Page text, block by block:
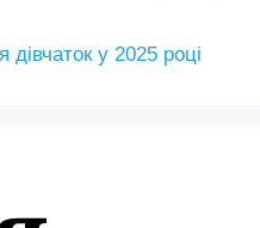
у 2025 році